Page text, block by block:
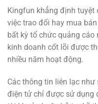
Kingfun khẳng định
việc trao đổi hay mua
bất kỳ tổ chức quảng
kinh doanh cốt lõi được
nhiều năm hoạt động.
Các thông tin liên lạc
điện tử chỉ được sử dụng